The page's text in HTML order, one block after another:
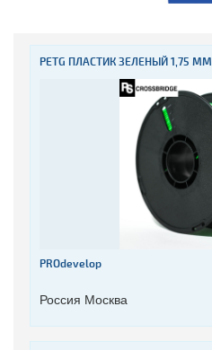
PETG ПЛАСТИК ЗЕЛЕНЫЙ 1,75 ММ
PROdevelop
Россия Москва